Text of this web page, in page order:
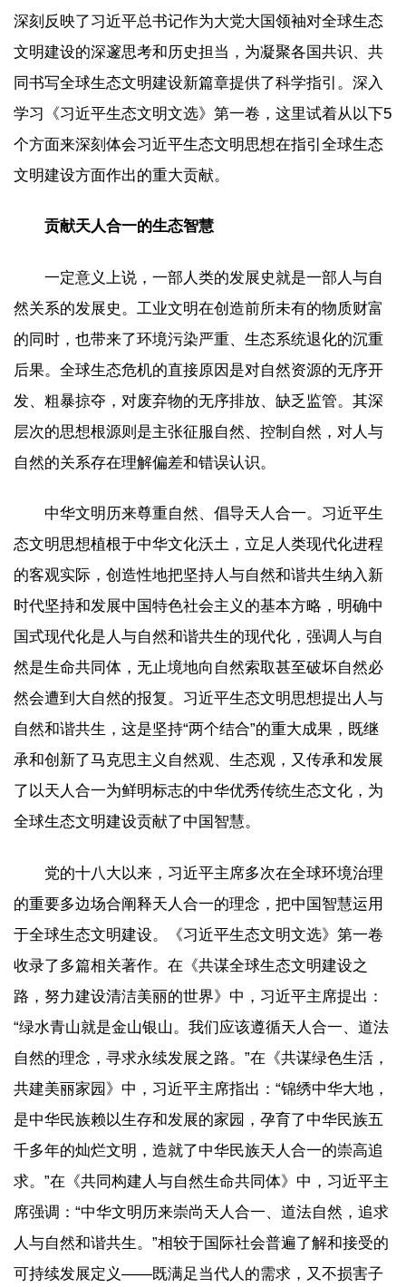
深刻反映了习近平总书记作为大党大国领袖对全球生态
文明建设的深邃思考和历史担当，为凝聚各国共识、共
同书写全球生态文明建设新篇章提供了科学指引。深入
学习《习近平生态文明文选》第一卷，这里试着从以下5
个方面来深刻体会习近平生态文明思想在指引全球生态
文明建设方面作出的重大贡献。
贡献天人合一的生态智慧
一定意义上说，一部人类的发展史就是一部人与自
然关系的发展史。工业文明在创造前所未有的物质财富
的同时，也带来了环境污染严重、生态系统退化的沉重
后果。全球生态危机的直接原因是对自然资源的无序开
发、粗暴掠夺，对废弃物的无序排放、缺乏监管。其深
层次的思想根源则是主张征服自然、控制自然，对人与
自然的关系存在理解偏差和错误认识。
中华文明历来尊重自然、倡导天人合一。习近平生
态文明思想植根于中华文化沃土，立足人类现代化进程
的客观实际，创造性地把坚持人与自然和谐共生纳入新
时代坚持和发展中国特色社会主义的基本方略，明确中
国式现代化是人与自然和谐共生的现代化，强调人与自
然是生命共同体，无止境地向自然索取甚至破坏自然必
然会遭到大自然的报复。习近平生态文明思想提出人与
自然和谐共生，这是坚持“两个结合”的重大成果，既继
承和创新了马克思主义自然观、生态观，又传承和发展
了以天人合一为鲜明标志的中华优秀传统生态文化，为
全球生态文明建设贡献了中国智慧。
党的十八大以来，习近平主席多次在全球环境治理
的重要多边场合阐释天人合一的理念，把中国智慧运用
于全球生态文明建设。《习近平生态文明文选》第一卷
收录了多篇相关著作。在《共谋全球生态文明建设之
路，努力建设清洁美丽的世界》中，习近平主席提出：
“绿水青山就是金山银山。我们应该遵循天人合一、道法
自然的理念，寻求永续发展之路。”在《共谋绿色生活，
共建美丽家园》中，习近平主席指出：“锦绣中华大地，
是中华民族赖以生存和发展的家园，孕育了中华民族五
千多年的灿烂文明，造就了中华民族天人合一的崇高追
求。”在《共同构建人与自然生命共同体》中，习近平主
席强调：“中华文明历来崇尚天人合一、道法自然，追求
人与自然和谐共生。”相较于国际社会普遍了解和接受的
可持续发展定义——既满足当代人的需求，又不损害子